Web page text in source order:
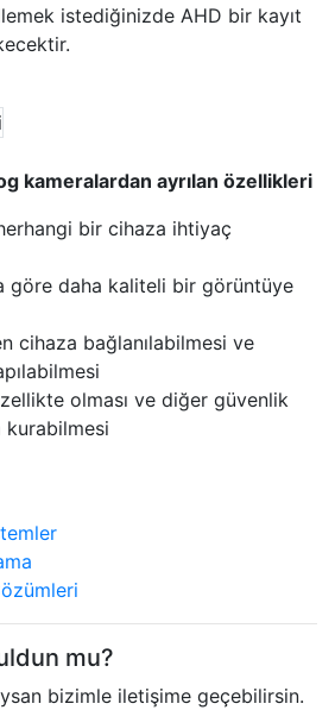
istediğinizde AHD bir kayıt
kameralardan ayrılan özellikleri
bir cihaza ihtiyaç
göre daha kaliteli bir görüntüye
cihaza bağlanılabilmesi ve
olması ve diğer güvenlik
mu?
bizimle iletişime geçebilirsin.